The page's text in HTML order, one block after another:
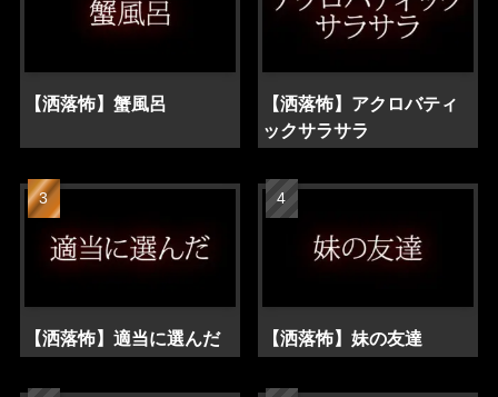
【洒落怖】蟹風呂
【洒落怖】アクロバティ
ックサラサラ
【洒落怖】適当に選んだ 【洒落怖】妹の友達